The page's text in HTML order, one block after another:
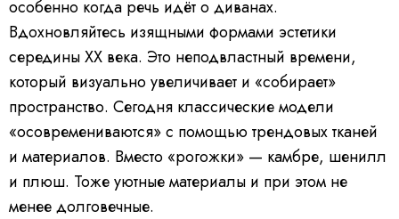
особенно когда речь идёт о диванах.
Вдохновляйтесь изящными формами эстетики
середины XX века. Это неподвластный времени,
который визуально увеличивает и «собирает»
пространство. Сегодня классические модели
«осовремениваются» с помощью трендовых тканей
и материалов. Вместо «рогожки» — камбре, шенилл
и плюш. Тоже уютные материалы и при этом не
менее долговечные.